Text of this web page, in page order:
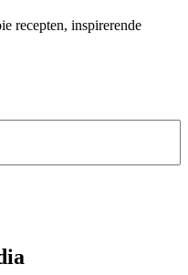
recepten, inspirerende